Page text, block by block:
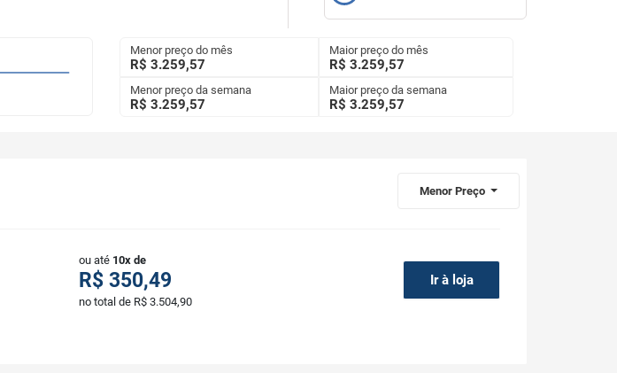
Menor preço do mês
R$ 3.259,57
Maior preço do mês
R$ 3.259,57
Menor preço da semana
R$ 3.259,57
Maior preço da semana
R$ 3.259,57
Menor Preço
ou até 10x de
R$ 350,49
no total de R$ 3.504,90
Ir à loja